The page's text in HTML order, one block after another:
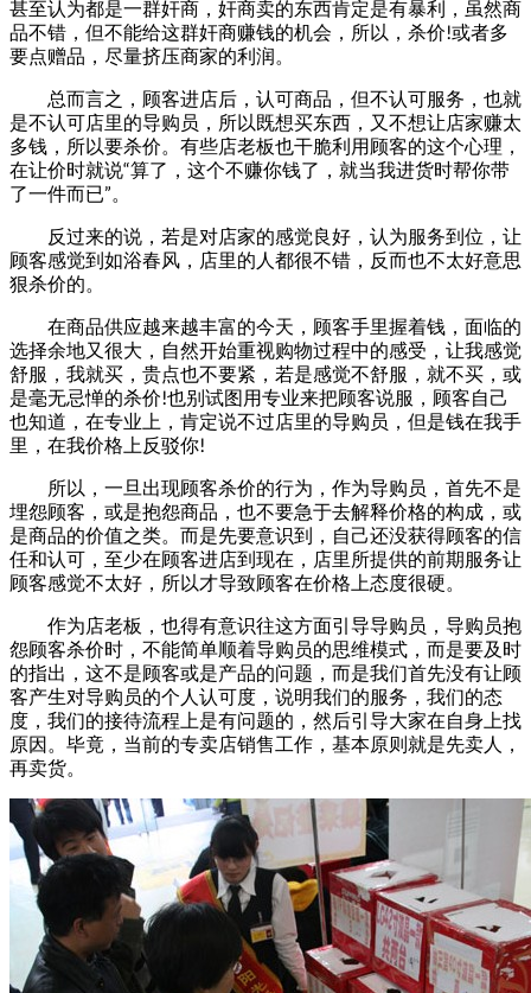
甚至认为都是一群奸商，奸商卖的东西肯定是有暴利，虽然商
品不错，但不能给这群奸商赚钱的机会，所以，杀价!或者多
要点赠品，尽量挤压商家的利润。
总而言之，顾客进店后，认可商品，但不认可服务，也就
是不认可店里的导购员，所以既想买东西，又不想让店家赚太
多钱，所以要杀价。有些店老板也干脆利用顾客的这个心理，
在让价时就说“算了，这个不赚你钱了，就当我进货时帮你带
了一件而已”。
反过来的说，若是对店家的感觉良好，认为服务到位，让
顾客感觉到如浴春风，店里的人都很不错，反而也不太好意思
狠杀价的。
在商品供应越来越丰富的今天，顾客手里握着钱，面临的
选择余地又很大，自然开始重视购物过程中的感受，让我感觉
舒服，我就买，贵点也不要紧，若是感觉不舒服，就不买，或
是毫无忌惮的杀价!也别试图用专业来把顾客说服，顾客自己
也知道，在专业上，肯定说不过店里的导购员，但是钱在我手
里，在我价格上反驳你!
所以，一旦出现顾客杀价的行为，作为导购员，首先不是
埋怨顾客，或是抱怨商品，也不要急于去解释价格的构成，或
是商品的价值之类。而是先要意识到，自己还没获得顾客的信
任和认可，至少在顾客进店到现在，店里所提供的前期服务让
顾客感觉不太好，所以才导致顾客在价格上态度很硬。
作为店老板，也得有意识往这方面引导导购员，导购员抱
怨顾客杀价时，不能简单顺着导购员的思维模式，而是要及时
的指出，这不是顾客或是产品的问题，而是我们首先没有让顾
客产生对导购员的个人认可度，说明我们的服务，我们的态
度，我们的接待流程上是有问题的，然后引导大家在自身上找
原因。毕竟，当前的专卖店销售工作，基本原则就是先卖人，
再卖货。